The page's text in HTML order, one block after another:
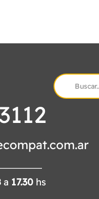
a 17.30 hs
Search
for: